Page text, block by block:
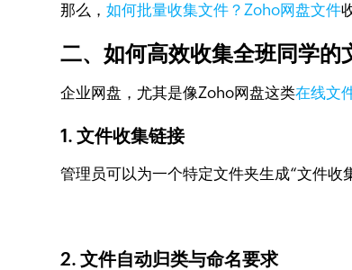
那么，如何批量收集文件？Zoho网盘文件
二、如何高效收集全班同学的
企业网盘，尤其是像Zoho网盘这类在线文
1. 文件收集链接
管理员可以为一个特定文件夹生成“文件收
2. 文件自动归类与命名要求